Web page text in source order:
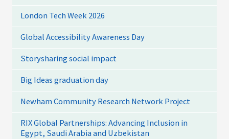
London Tech Week 2026
Global Accessibility Awareness Day
Storysharing social impact
Big Ideas graduation day
Newham Community Research Network Project
RIX Global Partnerships: Advancing Inclusion in
Egypt, Saudi Arabia and Uzbekistan